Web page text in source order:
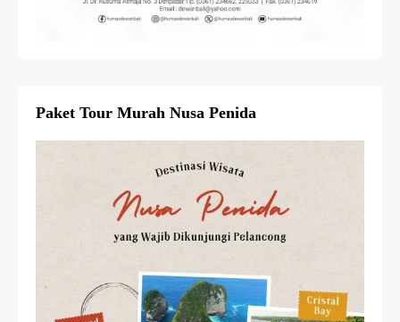
Paket Tour Murah Nusa Penida